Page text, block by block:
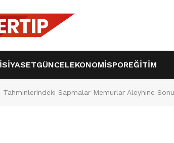
SİYASETGÜNCELEKONOMİSPOREĞİTİM
Tahminlerindeki Sapmalar Memurlar Aleyhine